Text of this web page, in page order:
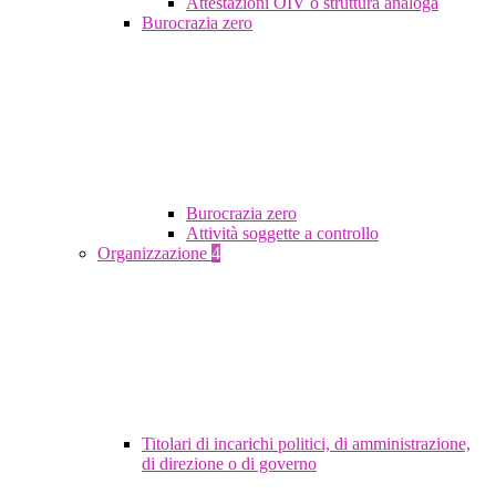
Burocrazia zero
Burocrazia zero
Attività soggette a controllo
Organizzazione 4
Titolari di incarichi politici, di amministrazione,
di direzione o di governo